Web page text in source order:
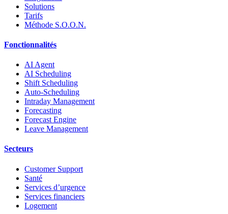
Solutions
Tarifs
Méthode S.O.O.N.
Fonctionnalités
AI Agent
AI Scheduling
Shift Scheduling
Auto-Scheduling
Intraday Management
Forecasting
Forecast Engine
Leave Management
Secteurs
Customer Support
Santé
Services d’urgence
Services financiers
Logement